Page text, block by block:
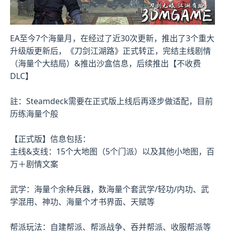
EA至今7个海量月，在经过了近30次更新，推出了3个重大
升级版更新后，《刀剑江湖路》正式转正，完结主线剧情
（海量个大结局）&推出沙盒信息，后续推出【不收费
DLC】
註：Steamdeck需要在正式版上线后再逐步做适配，目前
历练海量个般
【正式版】信息包括：
主线&支线：15个大地图（5个门派）以及其他小地图，百
万＋剧情文案
武学：海量个余种兵器，数海量个套武学/轻功/内功、武
学混用、神功、海量个才书界面、天赋等
帮派玩法：自建帮派、帮派战争、吞并帮派、收服帮派等